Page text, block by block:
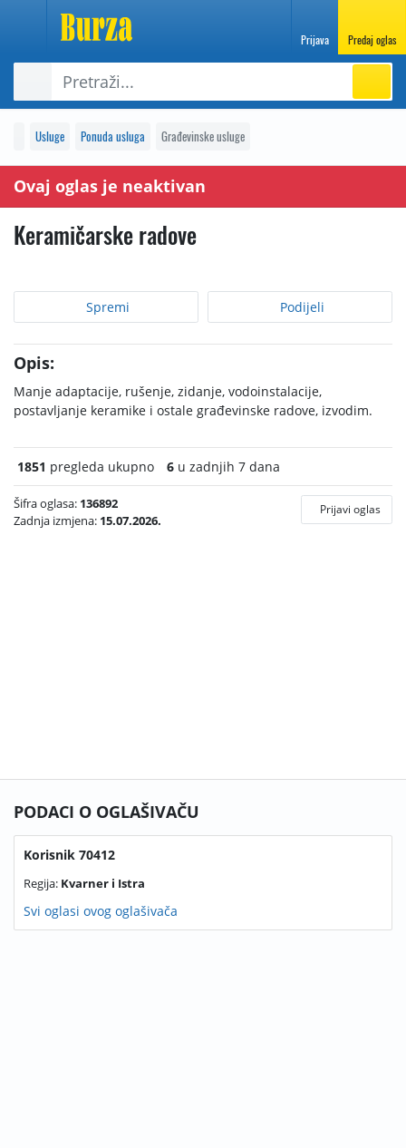
Prijava Predaj oglas
Usluge Ponuda usluga Građevinske usluge
Ovaj oglas je neaktivan
Keramičarske radove
Spremi Podijeli
Opis:
Manje adaptacije, rušenje, zidanje, vodoinstalacije,
postavljanje keramike i ostale građevinske radove, izvodim.
1851 pregleda ukupno 6 u zadnjih 7 dana
Šifra oglasa: 136892
Zadnja izmjena: 15.07.2026.
Prijavi oglas
PODACI O OGLAŠIVAČU
Korisnik 70412
Regija: Kvarner i Istra
Svi oglasi ovog oglašivača